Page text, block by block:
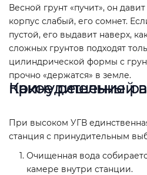
Весной грунт «пучит», он
корпус слабый, его сомнет.
пустой, его выдавит наверх,
сложных грунтов подходят
цилиндрической формы с
прочно «держатся» в земле.
Какое решение работает:
При высоком УГВ
станция с принудительным
Очищенная вода
камере внутри станции.